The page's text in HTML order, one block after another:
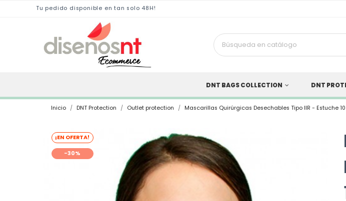
Tu pedido disponible en tan solo 48H!
DNT BAGS COLLECTION DNT
Inicio DNT Protection Outlet protection Mascarillas Quirúrgicas Desechables Tipo IIR - Estuche
¡EN OFERTA!
-30%